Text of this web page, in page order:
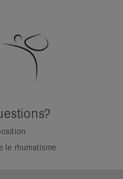
le rhumatisme